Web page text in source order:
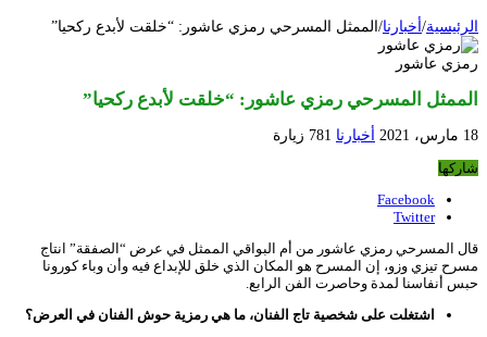
الرئيسية/ أخبارنا/ الممثل المسرحي رمزي عاشور: “خلقت لأبدع ركحيا”
رمزي عاشور
الممثل المسرحي رمزي عاشور: “خلقت لأبدع ركحيا”
18 مارس، 2021 أخبارنا 781 زيارة
شاركها
Facebook
Twitter
قال المسرحي رمزي عاشور من أم البواقي الممثل في عرض “الصفقة” انتاج
مسرح تيزي وزو، إن المسرح هو المكان الذي خلق للإبداع فيه وأن وباء كورونا
حبس أنفاسنا لمدة وحاصرت الفن الرابع.
اشتغلت على شخصية تاج الفنان، ما هي رمزية حوش الفنان في العرض؟